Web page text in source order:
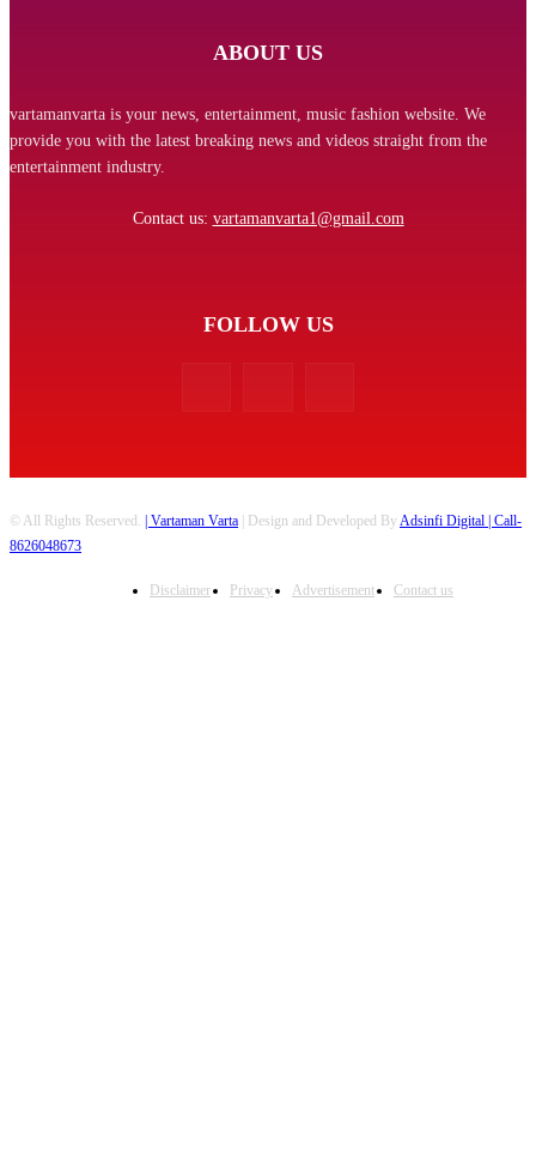
ABOUT US
vartamanvarta is your news, entertainment, music fashion website. We
provide you with the latest breaking news and videos straight from the
entertainment industry.
Contact us: vartamanvarta1@gmail.com
FOLLOW US
© All Rights Reserved. | Vartaman Varta | Design and Developed ByAdsinfi Digital | Call-
8626048673
Disclaimer Privacy Advertisement Contact us